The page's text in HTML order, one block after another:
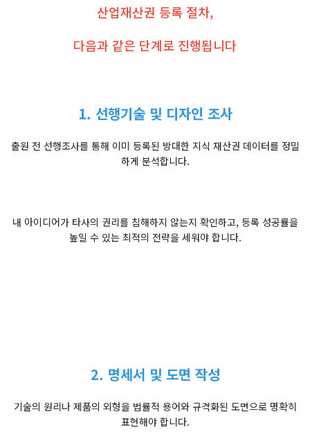
산업재산권 등록 절차,
다음과 같은 단계로 진행됩니다
1. 선행기술 및 디자인 조사
출원 전 선행조사를 통해 이미 등록된 방대한 지식 재산권 데이터를 정밀
하게 분석합니다.
내 아이디어가 타사의 권리를 침해하지 않는지 확인하고, 등록 성공률을
높일 수 있는 최적의 전략을 세워야 합니다.
2. 명세서 및 도면 작성
기술의 원리나 제품의 외형을 법률적 용어와 규격화된 도면으로 명확히
표현해야 합니다.